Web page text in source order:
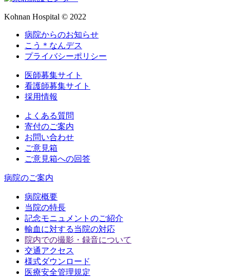
Kohnan Hospital © 2022
病院からのお知らせ
こう＊なんデス
プライバシーポリシー
医師募集サイト
看護師募集サイト
採用情報
よくある質問
寄付のご案内
お問い合わせ
ご意見箱
ご意見箱への回答
病院のご案内
病院概要
当院の特長
記念モニュメントのご紹介
輸血に対する当院の対応
院内での撮影・録音について
交通アクセス
様式ダウンロード
医療安全管理規定